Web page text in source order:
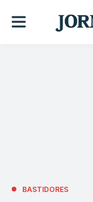
BASTIDORES